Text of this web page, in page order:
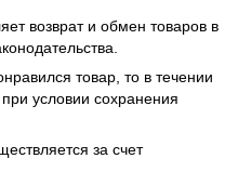
возврат и обмен товаров в
товар, то в течении
условии сохранения
за счет